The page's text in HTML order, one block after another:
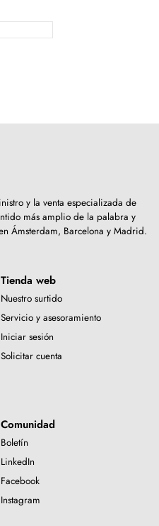
y la venta especializada de
más amplio de la palabra y
Ámsterdam, Barcelona y Madrid.
Tienda web
Nuestro surtido
Servicio y asesoramiento
Iniciar sesión
Solicitar cuenta
Comunidad
Boletín
LinkedIn
Facebook
Instagram